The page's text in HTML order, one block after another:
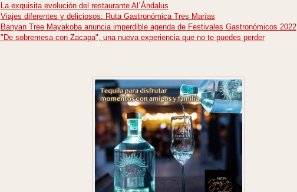
La exquisita evolución del restaurante Al´Ándalus
Viajes diferentes y deliciosos: Ruta Gastronómica Tres Marías
Banyan Tree Mayakoba anuncia imperdible agenda de Festivales Gastronómicos 2022
"De sobremesa con Zacapa", una nueva experiencia que no te puedes perder